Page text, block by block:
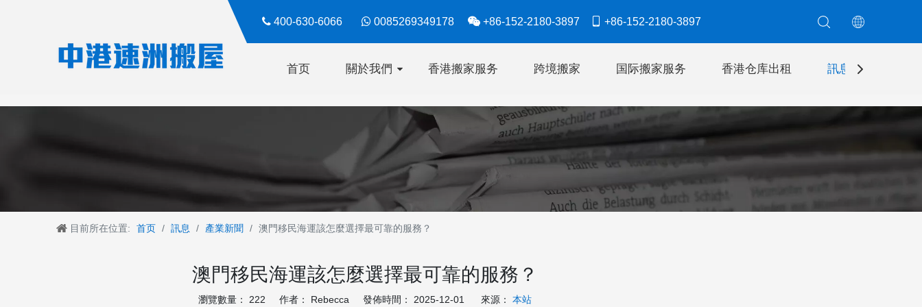
 400-630-6066  0085269349178  +86-152-2180-3897  +86-152-2180-3897​​​​​​​
首页 關於我們 香港搬家服务 跨境搬家 国际搬家服务 香港仓库出租 訊息
目前所在位置: 首页 / 訊息 / 產業新聞 / 澳門移民海運該怎麼選擇最可靠的服務？
澳門移民海運該怎麼選擇最可靠的服務？
瀏覽數量： 222 作者： Rebecca 發佈時間： 2025-12-01 來源： 本站